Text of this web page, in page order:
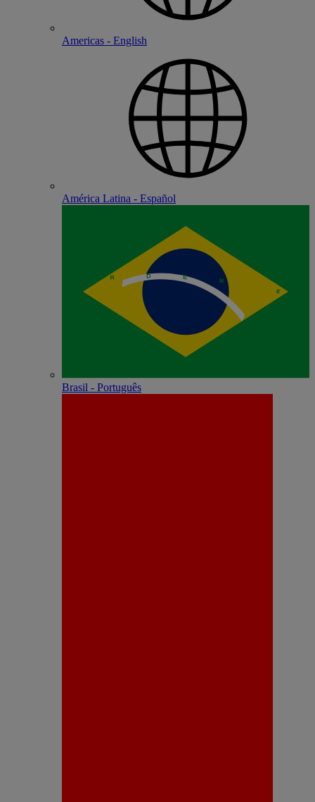
Americas - English
América Latina - Español
Brasil - Português